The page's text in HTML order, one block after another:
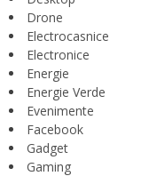
Drone
Electrocasnice
Electronice
Energie
Energie Verde
Evenimente
Facebook
Gadget
Gaming